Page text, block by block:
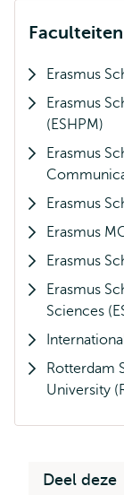
Faculteiten
Erasmus
Opent
externErasmus
(ESHPM)
Erasmus
Opent
externErasmus
Erasmus
Opent
externErasmus
Opent
externErasmus
Sciences
Opent
extern
Opent
externRotterdam
University
Opent
Deel deze